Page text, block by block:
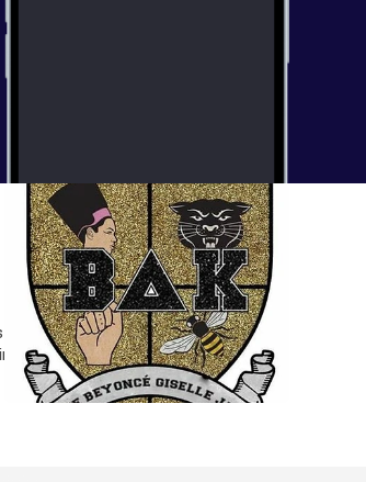
Beychella, Should Hov be
And Bey's overall evolution as a